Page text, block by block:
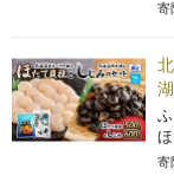
寄
寄